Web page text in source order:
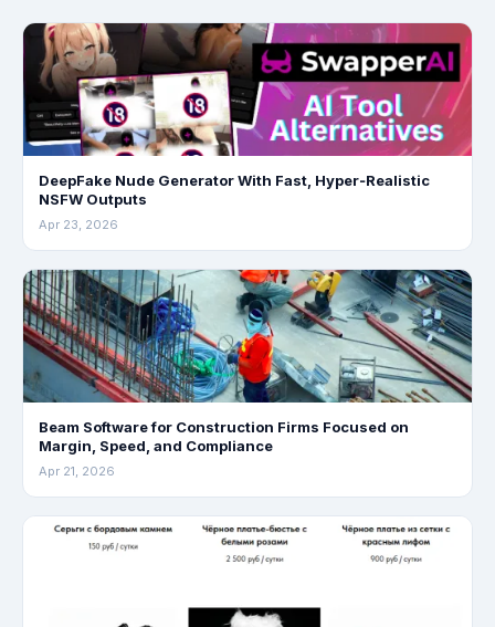
DeepFake Nude Generator With Fast, Hyper‑Realistic
NSFW Outputs
Apr 23, 2026
Beam Software for Construction Firms Focused on
Margin, Speed, and Compliance
Apr 21, 2026